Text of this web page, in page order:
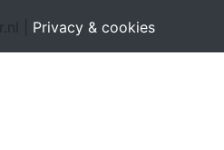
| Privacy & cookies